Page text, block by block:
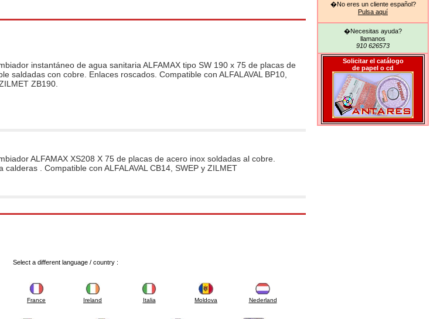
instantáneo de agua sanitaria ALFAMAX tipo SW 190 x 75 de placas de
saldadas con cobre. Enlaces roscados. Compatible con ALFALAVAL BP10,
ZB190.
ALFAMAX XS208 X 75 de placas de acero inox soldadas al cobre.
calderas . Compatible con ALFALAVAL CB14, SWEP y ZILMET
Select a different language / country :
France Ireland Italia Moldova Nederland
�No eres un cliente español?
Pulsa aquí
�Necesitas ayuda?
llamanos
910 626573
Solicitar el catálogo
de papel o cd